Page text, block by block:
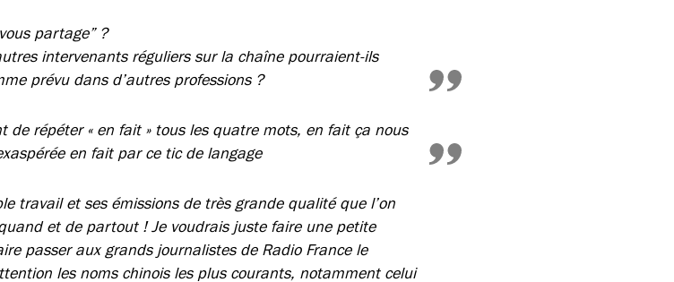
partage” ?
intervenants réguliers sur la chaîne pourraient-ils
prévu dans d’autres professions ?
de répéter « en fait » tous les quatre mots, en fait ça nous
en fait par ce tic de langage
travail et ses émissions de très grande qualité que l’on
et de partout ! Je voudrais juste faire une petite
passer aux grands journalistes de Radio France le
les noms chinois les plus courants, notamment celui